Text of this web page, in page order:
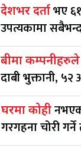
देशभर दर्ताभए
उपत्यकामा
बीमा कम्पनीहरुले
दाबी भुक्तानी, ५२
घरमा कोही
गरगहना चोरी